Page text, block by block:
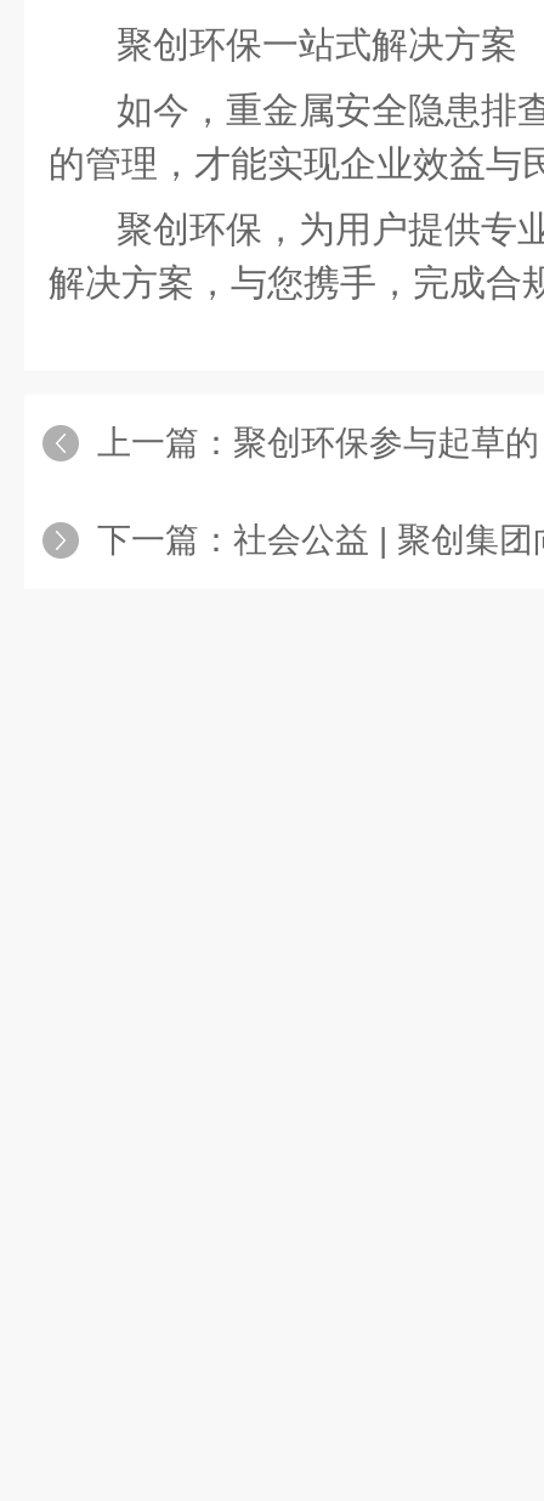
聚创环保一站式解决方案
如今，重金属安全隐患排
的管理，才能实现企业效益与
聚创环保，为用户提供专
解决方案，与您携手，完成合
上一篇： 聚创环保参与起草的《多参数水质分析仪
下一篇： 社会公益 | 聚创集团向定西